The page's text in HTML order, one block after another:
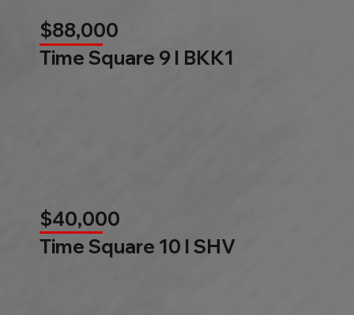
$88,000
Time Square 9 l BKK1
$40,000
Time Square 10 l SHV